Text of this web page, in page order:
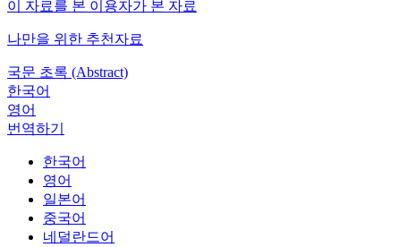
이 자료를 본 이용자가 본 자료
나만을 위한 추천자료
국문 초록 (Abstract)
한국어
영어
번역하기
한국어
영어
일본어
중국어
네덜란드어